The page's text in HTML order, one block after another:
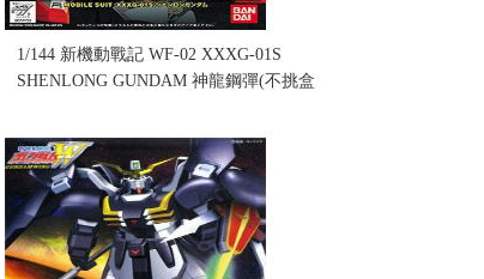
1/144 新機動戰記 WF-02 XXXG-01S
SHENLONG GUNDAM 神龍鋼彈(不挑盒
售價:0